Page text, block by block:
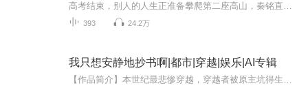
393 24.2万
我只想安静地抄书啊|都市|穿越|娱乐|AI专辑